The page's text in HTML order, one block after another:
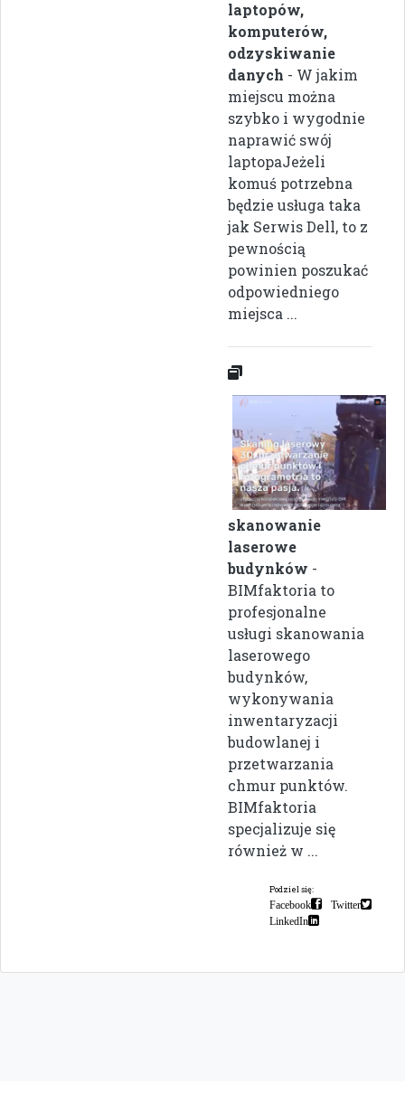
laptopów,
komputerów,
odzyskiwanie
danych - W jakim
miejscu można
szybko i wygodnie
naprawić swój
laptopaJeżeli
komuś potrzebna
będzie usługa taka
jak Serwis Dell, to z
pewnością
powinien poszukać
odpowiedniego
miejsca ...
skanowanie
laserowe
budynków -
BIMfaktoria to
profesjonalne
usługi skanowania
laserowego
budynków,
wykonywania
inwentaryzacji
budowlanej i
przetwarzania
chmur punktów.
BIMfaktoria
specjalizuje się
również w ...
Podziel się:
Facebook
Twitter
LinkedIn